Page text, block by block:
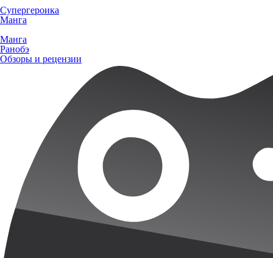
Супергероика
Манга
Манга
Ранобэ
Обзоры и рецензии